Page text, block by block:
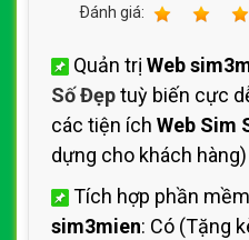
Ðánh giá:
Quản trị Web
Số Đẹptuỳ biến cực
các tiện ích Web Sim
dựng cho khách hàng)
Tích hợp phần
sim3mien: Có (Tặng